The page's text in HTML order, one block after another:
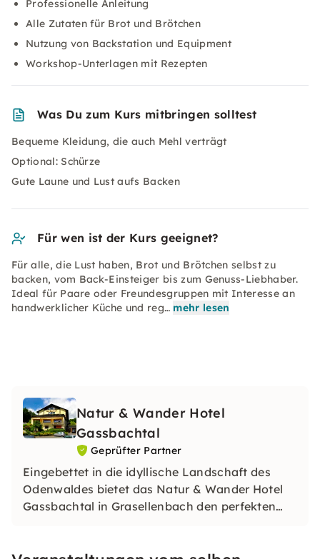
Professionelle Anleitung
Alle Zutaten für Brot und Brötchen
Nutzung von Backstation und Equipment
Workshop-Unterlagen mit Rezepten
Was Du zum Kurs mitbringen solltest
Bequeme Kleidung, die auch Mehl verträgt
Optional: Schürze
Gute Laune und Lust aufs Backen
Für wen ist der Kurs geeignet?
Für alle, die Lust haben, Brot und Brötchen selbst zu
backen, vom Back-Einsteiger bis zum Genuss-Liebhaber.
Ideal für Paare oder Freundesgruppen mit Interesse an
handwerklicher Küche und reg… mehr lesen
Natur & Wander Hotel
Gassbachtal
Geprüfter Partner
Eingebettet in die idyllische Landschaft des
Odenwaldes bietet das Natur & Wander Hotel
Gassbachtal in Grasellenbach den perfekten